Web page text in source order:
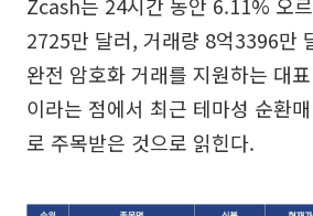
2725만 달러, 거래량 8억3396만
완전 암호화 거래를 지원하는 대
이라는 점에서 최근 테마성 순환
로 주목받은 것으로 읽힌다.